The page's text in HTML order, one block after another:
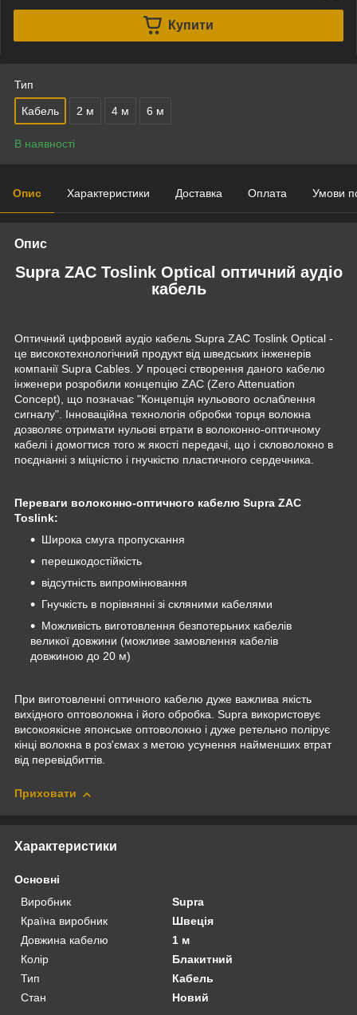
Купити
Тип
Кабель 2 м 4 м 6 м
В наявності
Опис Характеристики Доставка Оплата Умови
Опис
Supra ZAC Toslink Optical оптичний аудіо
кабель
Оптичний цифровий аудіо кабель Supra ZAC Toslink Optical -
це високотехнологічний продукт від шведських інженерів
компанії Supra Cables. У процесі створення даного кабелю
інженери розробили концепцію ZAC (Zero Attenuation
Concept), що позначає "Концепція нульового ослаблення
сигналу". Інноваційна технологія обробки торця волокна
дозволяє отримати нульові втрати в волоконно-оптичному
кабелі і домогтися того ж якості передачі, що і скловолокно в
поєднанні з міцністю і гнучкістю пластичного сердечника.
Переваги волоконно-оптичного кабелю Supra ZAC
Toslink:
Широка смуга пропускання
перешкодостійкість
відсутність випромінювання
Гнучкість в порівнянні зі скляними кабелями
Можливість виготовлення безпотерьних кабелів
великої довжини (можливе замовлення кабелів
довжиною до 20 м)
При виготовленні оптичного кабелю дуже важлива якість
вихідного оптоволокна і його обробка. Supra використовує
високоякісне японське оптоволокно і дуже ретельно полірує
кінці волокна в роз'ємах з метою усунення найменших втрат
від перевідбиттів.
Приховати
Характеристики
Основні
Виробник
Supra
Країна виробник
Швеція
Довжина кабелю
1 м
Колір
Блакитний
Тип
Кабель
Стан
Новий